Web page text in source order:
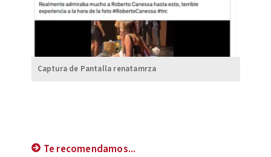
Captura de Pantalla renatamrza
Te recomendamos...